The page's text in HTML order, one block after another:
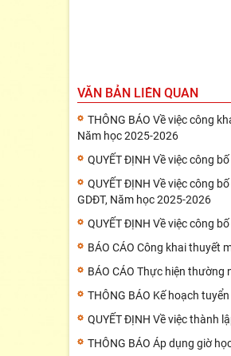
VĂN BẢN LIÊN QUAN
THÔNG BÁO Về việc công
Năm học 2025-2026
QUYẾT ĐỊNH Về việc công
QUYẾT ĐỊNH Về việc công
GDĐT, Năm học 2025-2026
QUYẾT ĐỊNH Về việc công
BÁO CÁO Công khai thuyết
BÁO CÁO Thực hiện thường
THÔNG BÁO Kế hoạch
QUYẾT ĐỊNH Về việc thành
THÔNG BÁO Áp dụng giờ